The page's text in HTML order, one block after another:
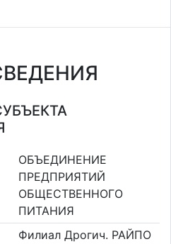
ОБЪЕДИНЕНИЕ
ПРЕДПРИЯТИЙ
ОБЩЕСТВЕННОГО
ПИТАНИЯ
Филиал Дрогич. РАЙПО